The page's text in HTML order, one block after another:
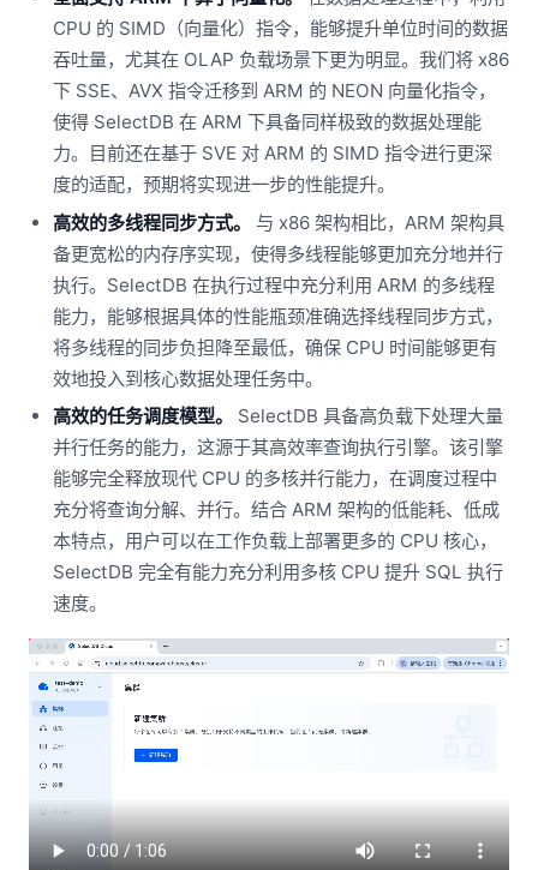
CPU 的 SIMD（向量化）指令，能够提升单位时间的数据
吞吐量，尤其在 OLAP 负载场景下更为明显。我们将 x86
下 SSE、AVX 指令迁移到 ARM 的 NEON 向量化指令，
使得 SelectDB 在 ARM 下具备同样极致的数据处理能
力。目前还在基于 SVE 对 ARM 的 SIMD 指令进行更深
度的适配，预期将实现进一步的性能提升。
高效的多线程同步方式。
与 x86 架构相比，ARM 架构具
备更宽松的内存序实现，使得多线程能够更加充分地并行
执行。SelectDB 在执行过程中充分利用 ARM 的多线程
能力，能够根据具体的性能瓶颈准确选择线程同步方式，
将多线程的同步负担降至最低，确保 CPU 时间能够更有
效地投入到核心数据处理任务中。
高效的任务调度模型。
SelectDB 具备高负载下处理大量
并行任务的能力，这源于其高效率查询执行引擎。该引擎
能够完全释放现代 CPU 的多核并行能力，在调度过程中
充分将查询分解、并行。结合 ARM 架构的低能耗、低成
本特点，用户可以在工作负载上部署更多的 CPU 核心，
SelectDB 完全有能力充分利用多核 CPU 提升 SQL 执行
速度。